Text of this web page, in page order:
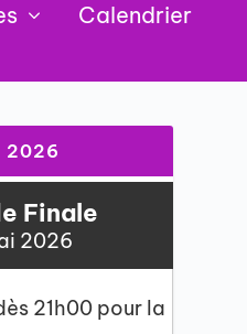
Calendrier
2026
Finale
2026
21h00 pour la